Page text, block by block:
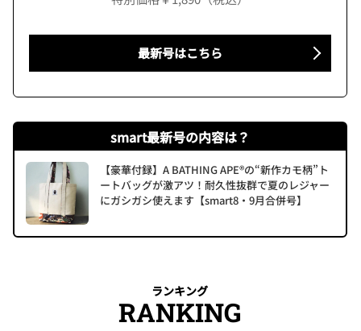
最新号はこちら
smart最新号の内容は？
【豪華付録】A BATHING APE®の“新作カモ柄”ト
ートバッグが激アツ！耐久性抜群で夏のレジャー
にガシガシ使えます【smart8・9月合併号】
ランキング
RANKING